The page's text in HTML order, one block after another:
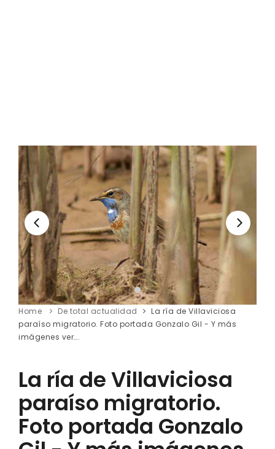
Home De total actualidad
La ría de Villaviciosa
paraíso migratorio. Foto portada Gonzalo Gil - Y más
imágenes ver….
La ría de Villaviciosa
paraíso migratorio.
Foto portada Gonzalo